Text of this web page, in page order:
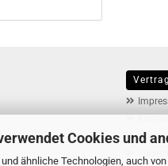
Cookies und
ähnliche Technologien, auch
MEHR